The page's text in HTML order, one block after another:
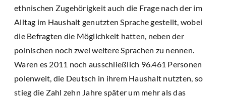
ethnischen Zugehörigkeit auch die Frage nach der im
Alltag im Haushalt genutzten Sprache gestellt, wobei
die Befragten die Möglichkeit hatten, neben der
polnischen noch zwei weitere Sprachen zu nennen.
Waren es 2011 noch ausschließlich 96.461 Personen
polenweit, die Deutsch in ihrem Haushalt nutzten, so
stieg die Zahl zehn Jahre später um mehr als das